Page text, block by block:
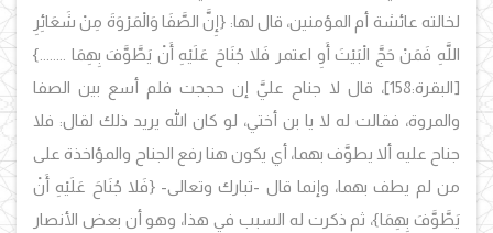
لخالته عائشة أم المؤمنين، قال لها: {إِنَّ الصَّفَا وَالْمَرْوَةَ مِنْ شَعَائِرِ
اللَّهِ فَمَنْ حَجَّ الْبَيْتَ أَوِ اعتمر فَلا جُنَاحَ عَلَيْهِ أَنْ يَطَّوَّفَ بِهِمَا ........}
[البقرة:158
]، قال لا جناح عليَّ إن حججت فلم أسع بين الصفا
والمروة، فقالت له لا يا بن أختي، لو كان الله يريد ذلك لقال: فلا
جناح عليه ألا يطوَّف بهما، أي يكون هنا رفع الجناح والمؤاخذة على
من لم يطف بهما، وإنما قال -تبارك وتعالى- {فَلا جُنَاحَ عَلَيْهِ أَنْ
يَطَّوَّفَ بِهِمَا}، ثم ذكرت له السبب في هذا، وهو أن بعض الأنصار